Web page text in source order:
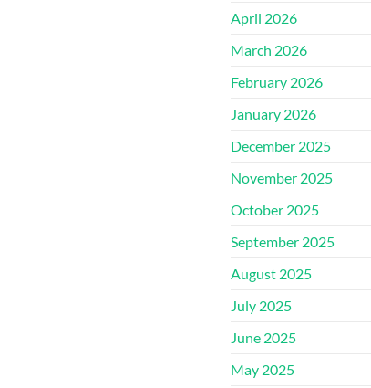
April 2026
March 2026
February 2026
January 2026
December 2025
November 2025
October 2025
September 2025
August 2025
July 2025
June 2025
May 2025